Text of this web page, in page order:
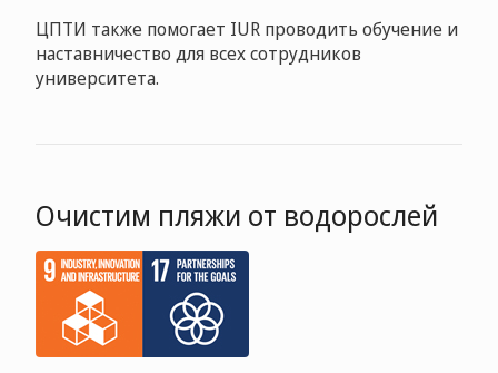
ЦПТИ также помогает IUR проводить обучение и
наставничество для всех сотрудников
университета.
Очистим пляжи от водорослей